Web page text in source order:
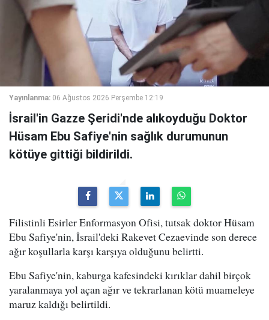
Yayınlanma: 06 Ağustos 2026 Perşembe 12:19
İsrail'in Gazze Şeridi'nde alıkoyduğu Doktor
Hüsam Ebu Safiye'nin sağlık durumunun
kötüye gittiği bildirildi.
Filistinli Esirler Enformasyon Ofisi, tutsak doktor Hüsam
Ebu Safiye'nin, İsrail'deki Rakevet Cezaevinde son derece
ağır koşullarla karşı karşıya olduğunu belirtti.
Ebu Safiye'nin, kaburga kafesindeki kırıklar dahil birçok
yaralanmaya yol açan ağır ve tekrarlanan kötü muameleye
maruz kaldığı belirtildi.